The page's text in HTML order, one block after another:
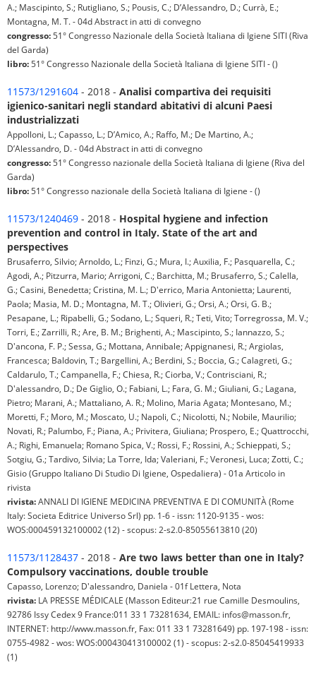
A.; Mascipinto, S.; Rutigliano, S.; Pousis, C.; D’Alessandro, D.; Currà, E.;
Montagna, M. T. - 04d Abstract in atti di convegno
congresso:51° Congresso Nazionale della Società Italiana di Igiene SITI (Riva
del Garda)
libro:51° Congresso Nazionale della Società Italiana di Igiene SITI - ()
11573/1291604 - 2018 - Analisi compartiva dei requisiti
igienico-sanitari negli standard abitativi di alcuni Paesi
industrializzati
Appolloni, L.; Capasso, L.; D’Amico, A.; Raffo, M.; De Martino, A.;
D’Alessandro, D. - 04d Abstract in atti di convegno
congresso:51° Congresso nazionale della Società Italiana di Igiene (Riva del
Garda)
libro:51° Congresso nazionale della Società Italiana di Igiene - ()
11573/1240469 - 2018 - Hospital hygiene and infection
prevention and control in Italy. State of the art and
perspectives
Brusaferro, Silvio; Arnoldo, L.; Finzi, G.; Mura, I.; Auxilia, F.; Pasquarella, C.;
Agodi, A.; Pitzurra, Mario; Arrigoni, C.; Barchitta, M.; Brusaferro, S.; Calella,
G.; Casini, Benedetta; Cristina, M. L.; D'errico, Maria Antonietta; Laurenti,
Paola; Masia, M. D.; Montagna, M. T.; Olivieri, G.; Orsi, A.; Orsi, G. B.;
Pesapane, L.; Ripabelli, G.; Sodano, L.; Squeri, R.; Teti, Vito; Torregrossa, M. V.;
Torri, E.; Zarrilli, R.; Are, B. M.; Brighenti, A.; Mascipinto, S.; Iannazzo, S.;
D'ancona, F. P.; Sessa, G.; Mottana, Annibale; Appignanesi, R.; Argiolas,
Francesca; Baldovin, T.; Bargellini, A.; Berdini, S.; Boccia, G.; Calagreti, G.;
Caldarulo, T.; Campanella, F.; Chiesa, R.; Ciorba, V.; Contrisciani, R.;
D'alessandro, D.; De Giglio, O.; Fabiani, L.; Fara, G. M.; Giuliani, G.; Lagana,
Pietro; Marani, A.; Mattaliano, A. R.; Molino, Maria Agata; Montesano, M.;
Moretti, F.; Moro, M.; Moscato, U.; Napoli, C.; Nicolotti, N.; Nobile, Maurilio;
Novati, R.; Palumbo, F.; Piana, A.; Privitera, Giuliana; Prospero, E.; Quattrocchi,
A.; Righi, Emanuela; Romano Spica, V.; Rossi, F.; Rossini, A.; Schieppati, S.;
Sotgiu, G.; Tardivo, Silvia; La Torre, Ida; Valeriani, F.; Veronesi, Luca; Zotti, C.;
Gisio (Gruppo Italiano Di Studio Di Igiene, Ospedaliera) - 01a Articolo in
rivista
rivista:ANNALI DI IGIENE MEDICINA PREVENTIVA E DI COMUNITÀ (Rome
Italy: Societa Editrice Universo Srl) pp. 1-6 - issn: 1120-9135 - wos:
WOS:000459132100002 (12) - scopus: 2-s2.0-85055613810 (20)
11573/1128437 - 2018 - Are two laws better than one in Italy?
Compulsory vaccinations, double trouble
Capasso, Lorenzo; D'alessandro, Daniela - 01f Lettera, Nota
rivista: LA PRESSE MÉDICALE (Masson Editeur:21 rue Camille Desmoulins,
92786 Issy Cedex 9 France:011 33 1 73281634, EMAIL: infos@masson.fr,
INTERNET: http://www.masson.fr, Fax: 011 33 1 73281649) pp. 197-198 - issn:
0755-4982 - wos: WOS:000430413100002 (1) - scopus: 2-s2.0-85045419933
(1)